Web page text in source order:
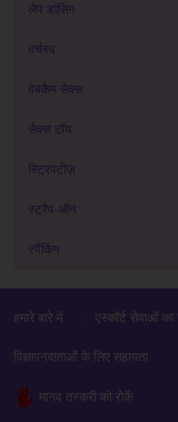
लैप डांसिंग
वर्चस्व
वेबकैम सेक्स
सेक्स टॉय
स्ट्रिपटीज़
स्ट्रैप-ऑन
स्पैंकिंग
हमारे बारे में एस्कॉर्ट सेवाओं का
विज्ञापनदाताओं के लिए सहायता
मानव तस्करी को रोकें